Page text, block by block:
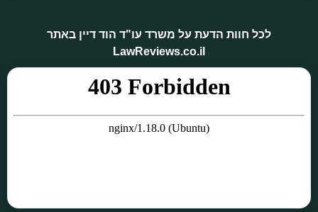
לכל חוות הדעת על משרד עו"ד הוד דיין באתר
LawReviews.co.il